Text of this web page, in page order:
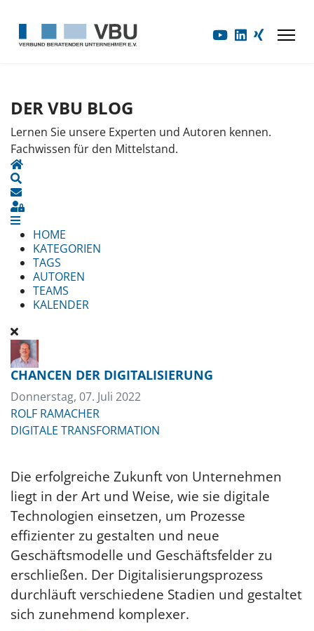
DER VBU BLOG
Lernen Sie unsere Experten und Autoren kennen.
Fachwissen für den Mittelstand.
HOME
UPDATES ABONNIEREN
SIGN IN
HOME
KATEGORIEN
TAGS
AUTOREN
TEAMS
KALENDER
CHANCEN DER DIGITALISIERUNG
Donnerstag, 07. Juli 2022
ROLF RAMACHER
DIGITALE TRANSFORMATION
Die erfolgreiche Zukunft von Unternehmen
liegt in der Art und Weise, wie sie digitale
Technologien einsetzen, um Prozesse
effizienter zu gestalten und neue
Geschäftsmodelle und Geschäftsfelder zu
erschließen. Der Digitalisierungsprozess
durchläuft verschiedene Stadien und gestaltet
sich zunehmend komplexer.